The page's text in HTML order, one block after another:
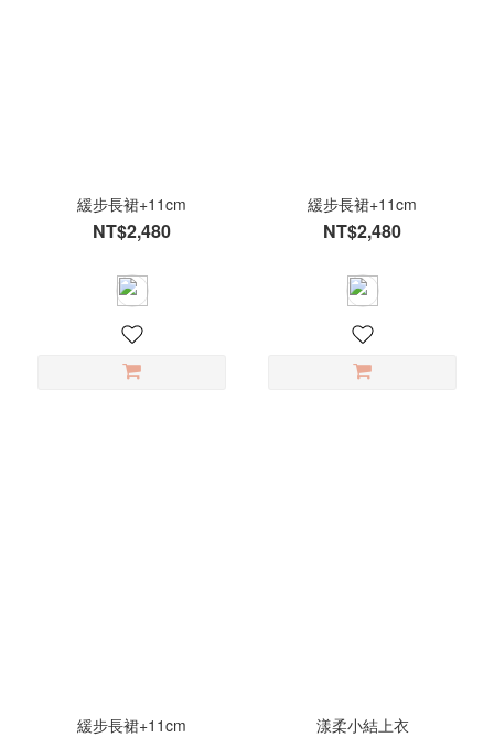
緩步長裙+11cm
NT$2,480
緩步長裙+11cm
NT$2,480
緩步長裙+11cm 漾柔小結上衣